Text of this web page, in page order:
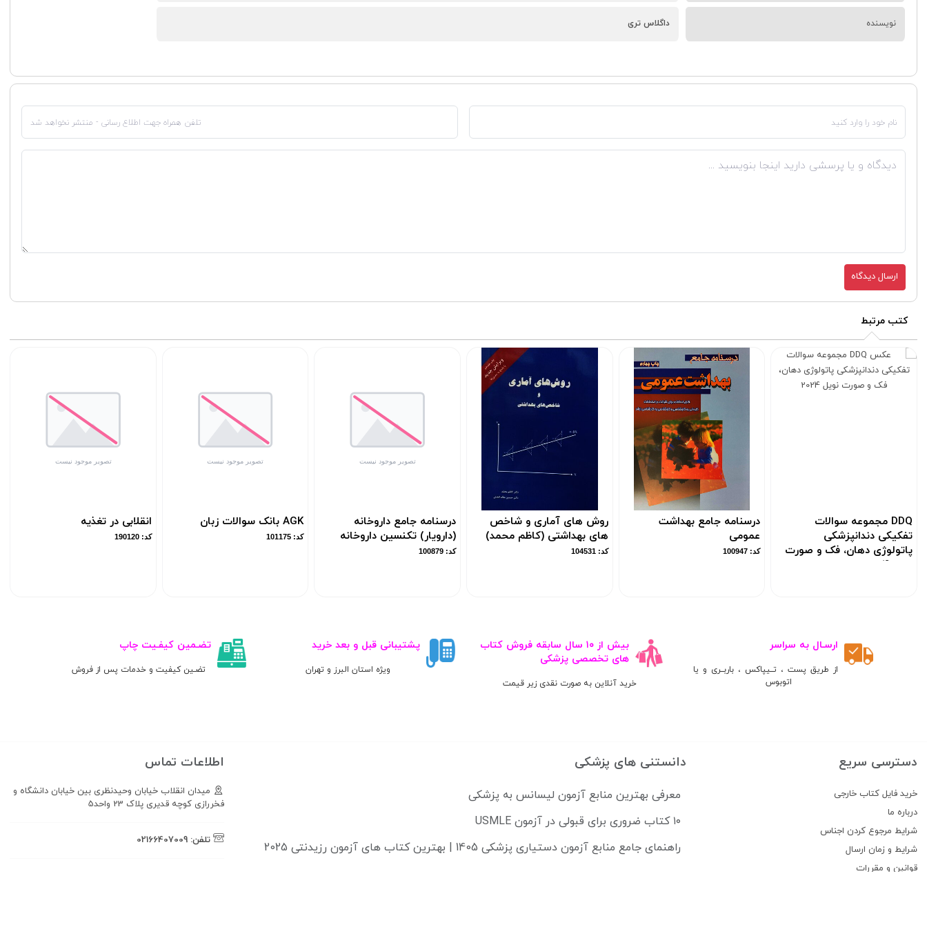
نویسنده داگلاس تری
ارسال دیدگاه
کتب مرتبط
DDQ مجموعه سوالات
تفکیکی دندانپزشکی
پاتولوژی دهان، فک و صورت
درسنامه جامع بهداشت
عمومی
کد: 100947
روش های آماری و شاخص
های بهداشتی (کاظم محمد)
کد: 104531
درسنامه جامع داروخانه
(دارویار) تکنسین داروخانه
کد: 100879
AGK بانک سوالات زبان
کد: 101175
انقلابی در تغذیه
کد: 190120
ارسـال به سراسر
از طریق پست ، تــیپاکس ، باربــری و یا
اتوبوس
بیش از ۱۰ سال سابقه فروش کتاب‌
های تخصصی پزشکی
خرید آنلاین به صورت نقدی زیر قیمت
پشتیبانی قبل و بعد خرید
ویژه استان البرز و تهران
تضـمین کیفـیت چاپ
تضـین کیفیت و خدمات پس از فروش
دسترسی سریع
خرید فایل کتاب خارجی
درباره ما
شرایط مرجوع کردن اجناس
شرایط و زمان ارسال
قوانین و مقررات
دانستنی های پزشکی
معرفی بهترین منابع آزمون لیسانس به پزشکی
۱۰ کتاب ضروری برای قبولی در آزمون USMLE
راهنمای جامع منابع آزمون دستیاری پزشکی 1405 | بهترین کتاب های آزمون رزیدنتی 2025
اطلاعات تماس
میدان انقلاب خیابان وحیدنظری بین خیابان دانشگاه و
فخررازی کوچه قدیری پلاک 23 واحد5
تلفن: 02166407009